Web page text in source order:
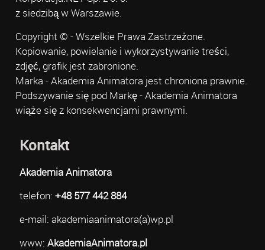
z siedzibą w Warszawie.
Copyright © - Wszelkie Prawa Zastrzeżone.
Kopiowanie, powielanie i wykorzystywanie treści,
zdjęć, grafik jest zabronione.
Marka - Akademia Animatora jest chroniona prawnie.
Podszywanie się pod Markę - Akademia Animatora
wiąże się z konsekwencjami prawnymi.
Kontakt
Akademia Animatora
telefon: +48 577 442 884
e-mail: akademiaanimatora(a)wp.pl
www: AkademiaAnimatora.pl